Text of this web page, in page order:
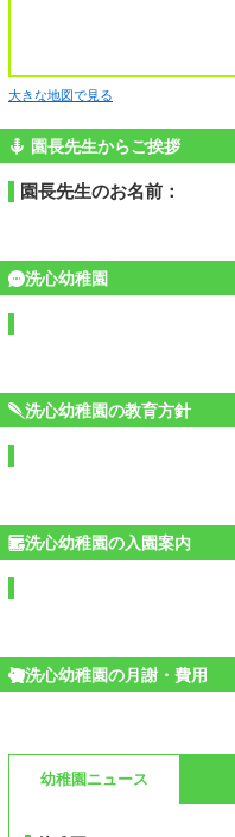
大きな地図で見る
園長先生からご挨拶
園長先生のお名前：
洗心幼稚園
洗心幼稚園の教育方針
洗心幼稚園の入園案内
洗心幼稚園の月謝・費用
幼稚園ニュース